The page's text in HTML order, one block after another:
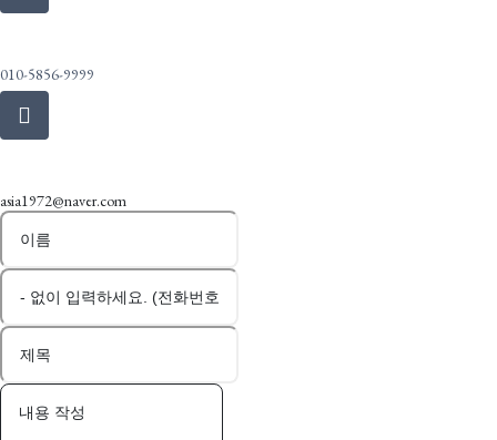
010-5856-9999
asia1972@naver.com